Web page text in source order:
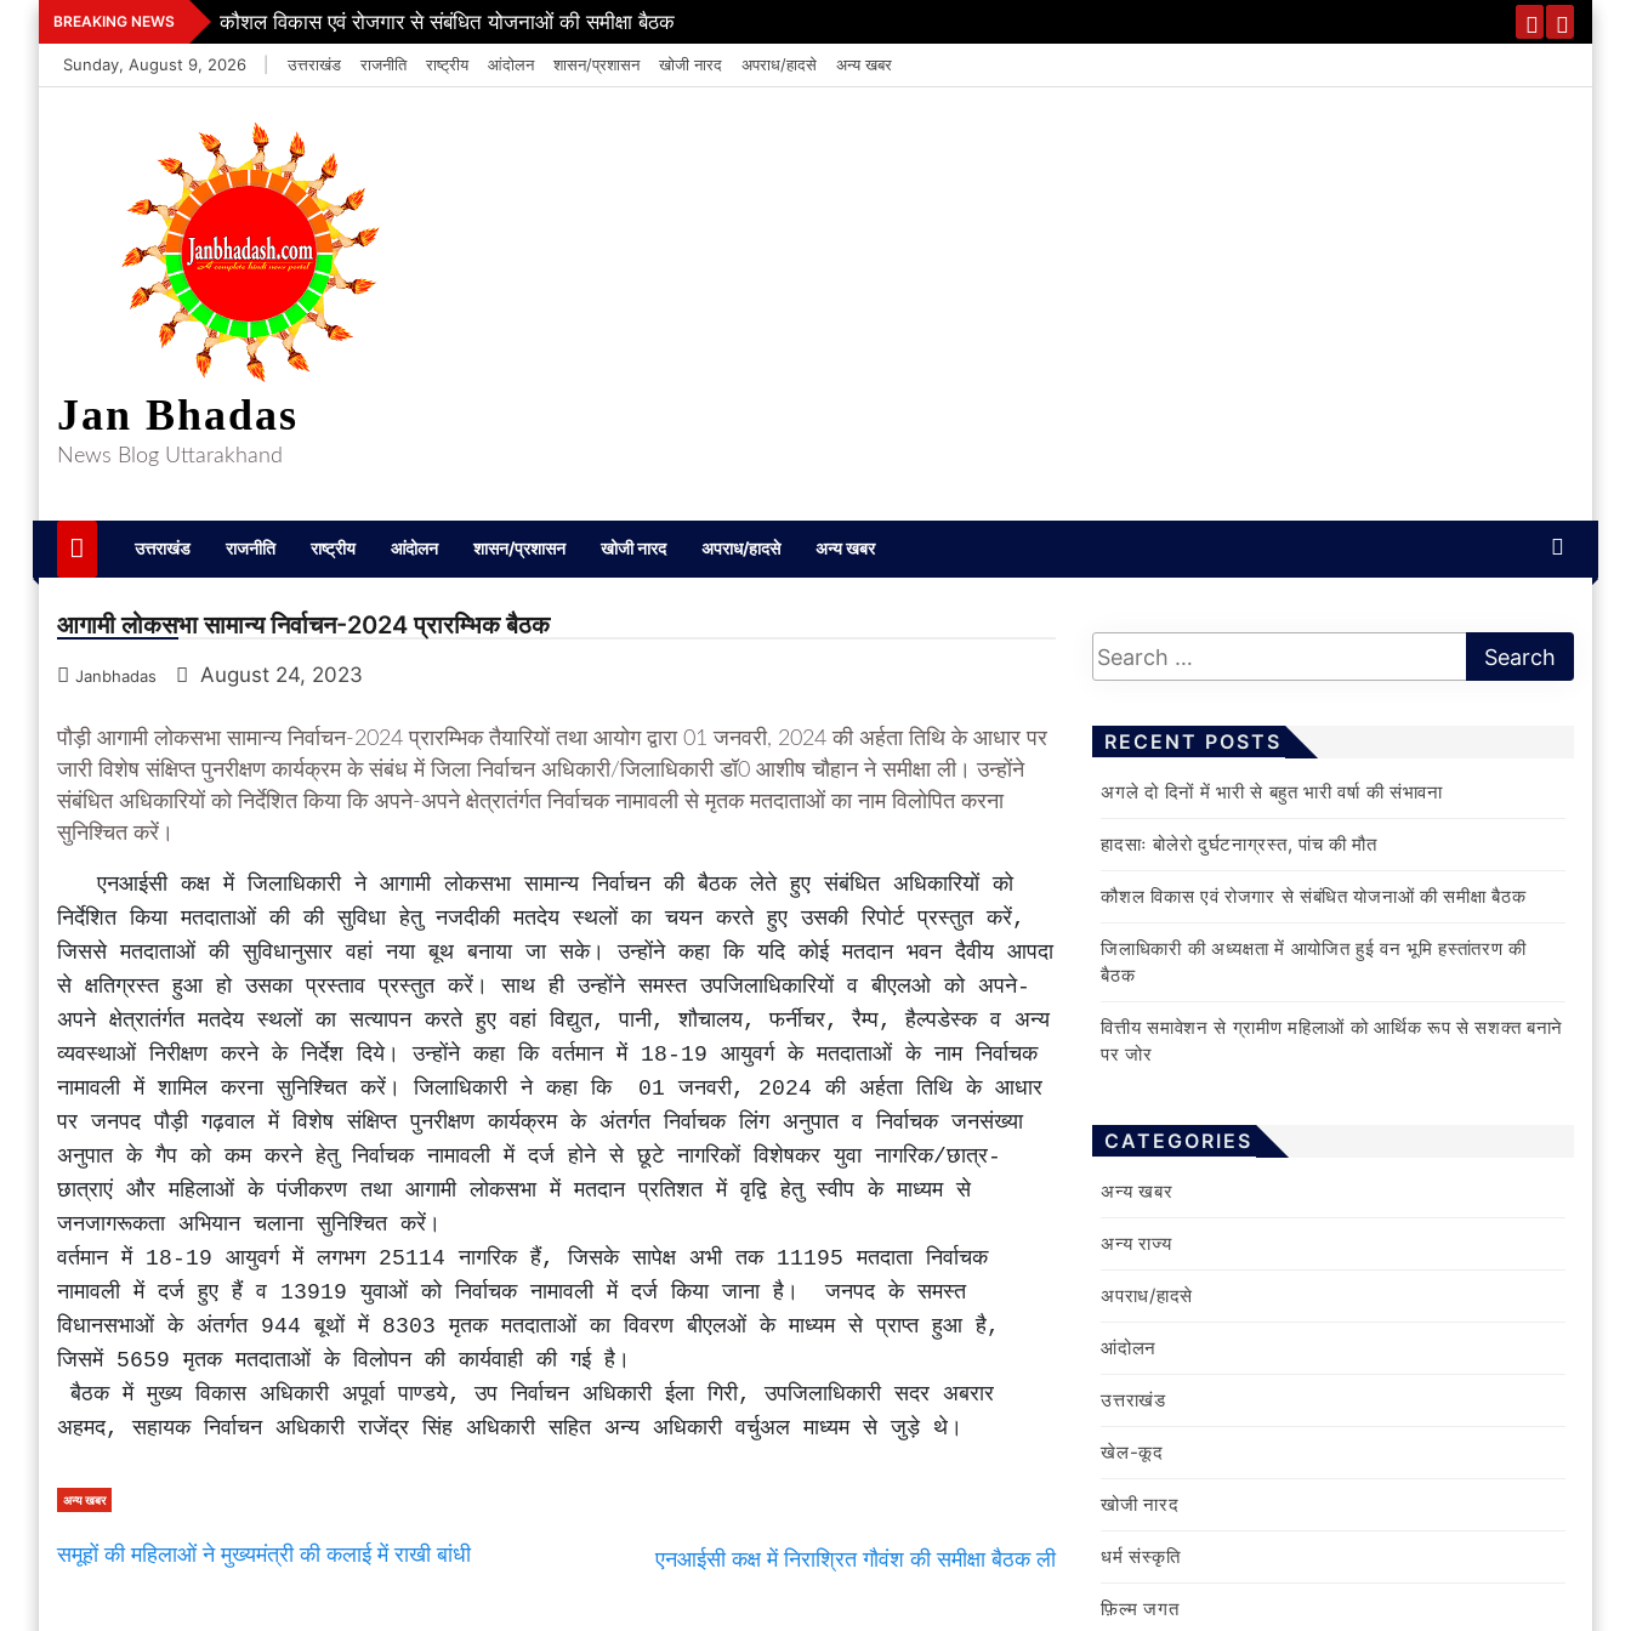
Skip
to
content
BREAKING NEWS कौशल विकास एवं रोजगार से संबंधित योजनाओं की समीक्षा बैठक
Sunday, August 9, 2026 उत्तराखंड राजनीति राष्ट्रीय आंदोलन शासन/प्रशासन खोजी नारद अपराध/हादसे अन्य खबर
Jan Bhadas
News Blog Uttarakhand
उत्तराखंड राजनीति राष्ट्रीय आंदोलन शासन/प्रशासन खोजी नारद अपराध/हादसे अन्य खबर
आगामी लोकसभा सामान्य निर्वाचन-2024 प्रारम्भिक बैठक
Janbhadas August 24, 2023
पौड़ी आगामी लोकसभा सामान्य निर्वाचन-2024 प्रारम्भिक तैयारियों तथा आयोग द्वारा 01 जनवरी, 2024 की अर्हता तिथि के आधार पर
जारी विशेष संक्षिप्त पुनरीक्षण कार्यक्रम के संबंध में जिला निर्वाचन अधिकारी/जिलाधिकारी डॉ0 आशीष चौहान ने समीक्षा ली। उन्होंने
संबंधित अधिकारियों को निर्देशित किया कि अपने-अपने क्षेत्रातंर्गत निर्वाचक नामावली से मृतक मतदाताओं का नाम विलोपित करना
सुनिश्चित करें।
   एनआईसी कक्ष में जिलाधिकारी ने आगामी लोकसभा सामान्य निर्वाचन की बैठक लेते हुए संबंधित अधिकारियों को
निर्देशित किया मतदाताओं की की सुविधा हेतु नजदीकी मतदेय स्थलों का चयन करते हुए उसकी रिपोर्ट प्रस्तुत करें,
जिससे मतदाताओं की सुविधानुसार वहां नया बूथ बनाया जा सके। उन्होंने कहा कि यदि कोई मतदान भवन दैवीय आपदा
से क्षतिग्रस्त हुआ हो उसका प्रस्ताव प्रस्तुत करें। साथ ही उन्होंने समस्त उपजिलाधिकारियों व बीएलओ को अपने-
अपने क्षेत्रातंर्गत मतदेय स्थलों का सत्यापन करते हुए वहां विद्युत, पानी, शौचालय, फर्नीचर, रैम्प, हैल्पडेस्क व अन्य
व्यवस्थाओं निरीक्षण करने के निर्देश दिये। उन्होंने कहा कि वर्तमान में 18-19 आयुवर्ग के मतदाताओं के नाम निर्वाचक
नामावली में शामिल करना सुनिश्चित करें। जिलाधिकारी ने कहा कि  01 जनवरी, 2024 की अर्हता तिथि के आधार
पर जनपद पौड़ी गढ़वाल में विशेष संक्षिप्त पुनरीक्षण कार्यक्रम के अंतर्गत निर्वाचक लिंग अनुपात व निर्वाचक जनसंख्या
अनुपात के गैप को कम करने हेतु निर्वाचक नामावली में दर्ज होने से छूटे नागरिकों विशेषकर युवा नागरिक/छात्र-
छात्राएं और महिलाओं के पंजीकरण तथा आगामी लोकसभा में मतदान प्रतिशत में वृद्वि हेतु स्वीप के माध्यम से
जनजागरूकता अभियान चलाना सुनिश्चित करें।
वर्तमान में 18-19 आयुवर्ग में लगभग 25114 नागरिक हैं, जिसके सापेक्ष अभी तक 11195 मतदाता निर्वाचक
नामावली में दर्ज हुए हैं व 13919 युवाओं को निर्वाचक नामावली में दर्ज किया जाना है।  जनपद के समस्त
विधानसभाओं के अंतर्गत 944 बूथों में 8303 मृतक मतदाताओं का विवरण बीएलओं के माध्यम से प्राप्त हुआ है,
जिसमें 5659 मृतक मतदाताओं के विलोपन की कार्यवाही की गई है।
बैठक में मुख्य विकास अधिकारी अपूर्वा पाण्डये, उप निर्वाचन अधिकारी ईला गिरी, उपजिलाधिकारी सदर अबरार
अहमद, सहायक निर्वाचन अधिकारी राजेंद्र सिंह अधिकारी सहित अन्य अधिकारी वर्चुअल माध्यम से जुड़े थे।
अन्य खबर
समूहों की महिलाओं ने मुख्यमंत्री की कलाई में राखी बांधी एनआईसी कक्ष में निराश्रित गौवंश की समीक्षा बैठक ली
RECENT POSTS
अगले दो दिनों में भारी से बहुत भारी वर्षा की संभावना
हादसाः बोलेरो दुर्घटनाग्रस्त, पांच की मौत
कौशल विकास एवं रोजगार से संबंधित योजनाओं की समीक्षा बैठक
जिलाधिकारी की अध्यक्षता में आयोजित हुई वन भूमि हस्तांतरण की
बैठक
वित्तीय समावेशन से ग्रामीण महिलाओं को आर्थिक रूप से सशक्त बनाने
पर जोर
CATEGORIES
अन्य खबर
अन्य राज्य
अपराध/हादसे
आंदोलन
उत्तराखंड
खेल-कूद
खोजी नारद
धर्म संस्कृति
फ़िल्‍म जगत